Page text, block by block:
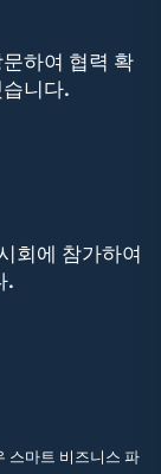
하여 협력 확
니다.
회에 참가하여
.
스마트 비즈니스 파